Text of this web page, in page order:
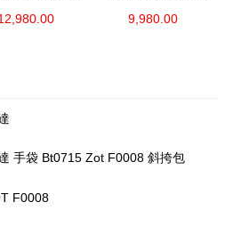
9,980.00
手袋 Bt0715 Zot F0008 斜挎包
F0008